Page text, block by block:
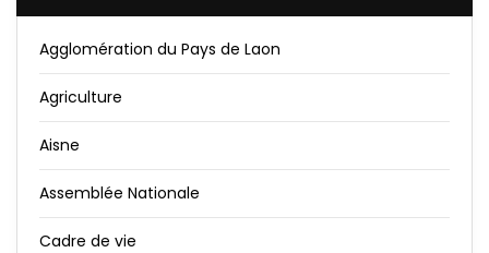
Agglomération du Pays de Laon
Agriculture
Aisne
Assemblée Nationale
Cadre de vie